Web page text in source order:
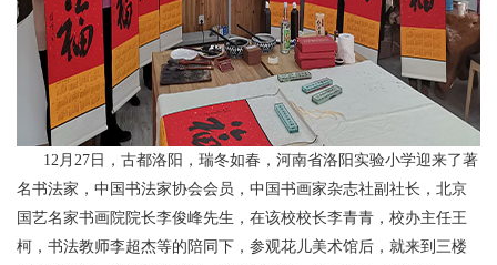
12月27日，古都洛阳，瑞冬如春，河南省洛阳实验小学迎来了著
名书法家，中国书法家协会会员，中国书画家杂志社副社长，北京
国艺名家书画院院长李俊峰先生，在该校校长李青青，校办主任王
柯，书法教师李超杰等的陪同下，参观花儿美术馆后，就来到三楼